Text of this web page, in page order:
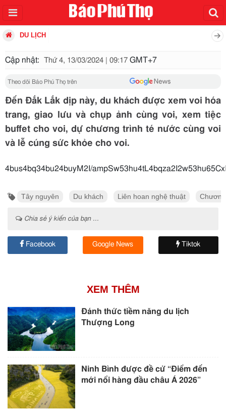
DU LỊCH
Cập nhật: Thứ 4, 13/03/2024 | 09:17 GMT+7
Theo dõi Báo Phú Thọ trên
Đến Đắk Lắk dịp này, du khách được xem voi hóa
trang, giao lưu và chụp ảnh cùng voi, xem tiệc
buffet cho voi, dự chương trình té nước cùng voi
và lễ cúng sức khỏe cho voi.
4bus4bq34bu24buyM2I/
Tây nguyên Du khách Liên hoan nghệ thuật
Chia sẻ ý kiến của bạn ...
Facebook Google News Tiktok
XEM THÊM
Đánh thức tiềm năng du lịch
Thượng Long
Ninh Bình được đề cử “Điểm đến
mới nổi hàng đầu châu Á 2026”